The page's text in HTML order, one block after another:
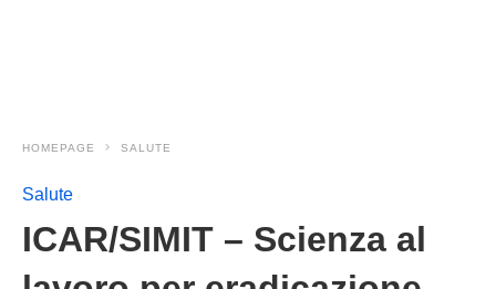
HOMEPAGE SALUTE
Salute
ICAR/SIMIT – Scienza al